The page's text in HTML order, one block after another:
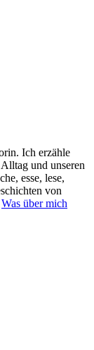
Ich erzähle
und unseren
esse, lese,
von
Was über mich